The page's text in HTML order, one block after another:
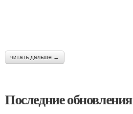
читать дальше →
Последние